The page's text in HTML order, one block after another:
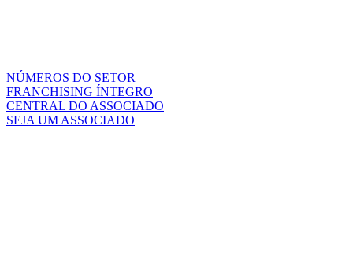
NÚMEROS DO SETOR
FRANCHISING ÍNTEGRO
CENTRAL DO ASSOCIADO
SEJA UM ASSOCIADO